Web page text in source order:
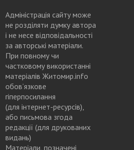
Адміністрація сайту може
не розділяти думку автора
і не несе відповідальності
за авторські матеріали.
При повному чи
частковому використанні
матеріалів Житомир.info
обов’язкове
гіперпосилання
(для інтернет-ресурсів),
або письмова згода
редакції (для друкованих
видань)
Матеріали, позначені